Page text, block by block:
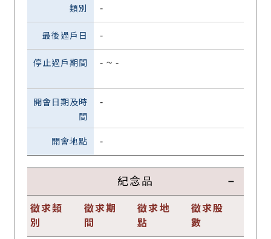
-
-
- ~ -
-
-
紀念品
徵求類
別
徵求期
間
徵求地
點
徵求股
數